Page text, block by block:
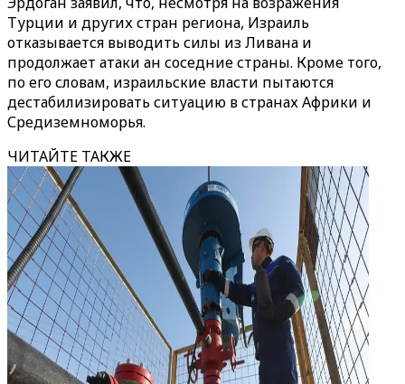
Турции и других стран региона, Израиль
отказывается выводить силы из Ливана и
продолжает атаки ан соседние страны. Кроме того,
по его словам, израильские власти пытаются
дестабилизировать ситуацию в странах Африки и
Средиземноморья.
ЧИТАЙТЕ ТАКЖЕ